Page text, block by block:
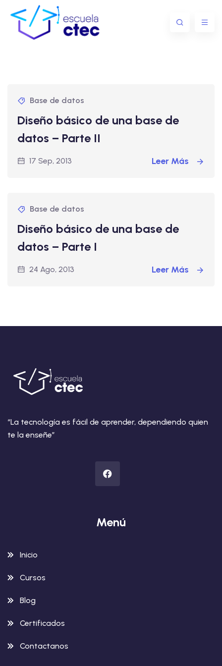
Base de datos
Diseño básico de una base de
datos – Parte II
17 Sep, 2013 Leer Más
Base de datos
Diseño básico de una base de
datos – Parte I
24 Ago, 2013 Leer Más
“La tecnología es fácil de aprender, dependiendo quien
te la enseñe”
Menú
Inicio
Cursos
Blog
Certificados
Contactanos